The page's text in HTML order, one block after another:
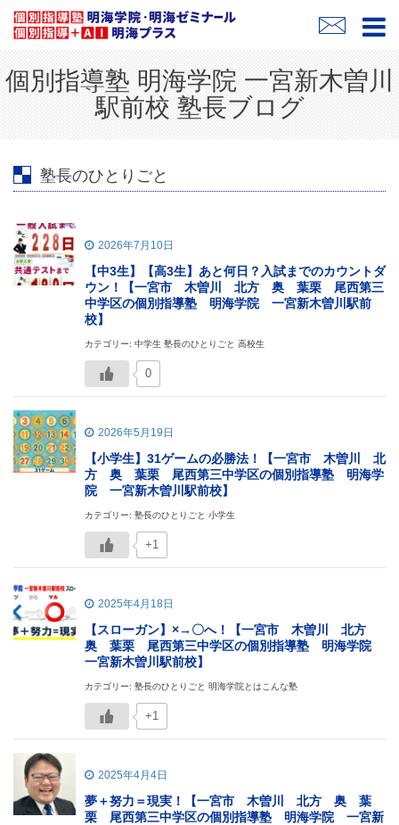
個別指導塾 明海学院 一宮新木曽川
駅前校 塾長ブログ
塾長のひとりごと
2026年7月10日
【中3生】【高3生】あと何日？入試までのカウントダ
ウン！【一宮市 木曽川 北方 奥 葉栗 尾西第三
中学区の個別指導塾 明海学院 一宮新木曽川駅前
校】
カテゴリー: 中学生 塾長のひとりごと 高校生
0
2026年5月19日
【小学生】31ゲームの必勝法！【一宮市 木曽川 北
方 奥 葉栗 尾西第三中学区の個別指導塾 明海学
院 一宮新木曽川駅前校】
カテゴリー: 塾長のひとりごと 小学生
+1
2025年4月18日
【スローガン】×→〇へ！【一宮市 木曽川 北方
奥 葉栗 尾西第三中学区の個別指導塾 明海学院
一宮新木曽川駅前校】
カテゴリー: 塾長のひとりごと 明海学院とはこんな塾
+1
2025年4月4日
夢＋努力＝現実！【一宮市 木曽川 北方 奥 葉
栗 尾西第三中学区の個別指導塾 明海学院 一宮新